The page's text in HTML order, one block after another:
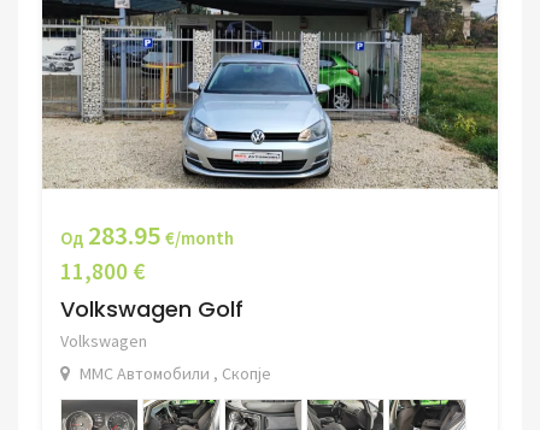
Од 283.95 €/month
11,800 €
Volkswagen Golf
Volkswagen
ММС Автомобили , Скопје